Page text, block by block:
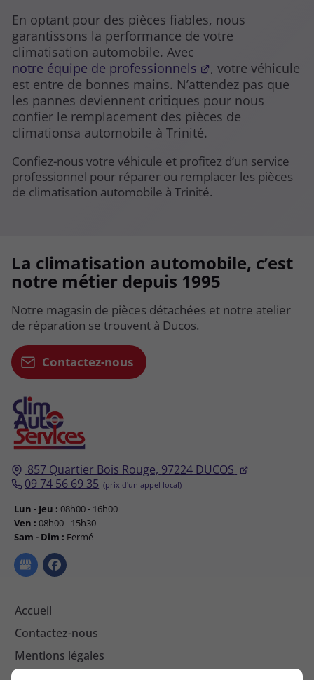
En optant pour des pièces fiables, nous
garantissons la performance de votre
climatisation automobile. Avec
notre équipe de professionnels
, votre véhicule
est entre de bonnes mains. N’attendez pas que
les pannes deviennent critiques pour nous
confier le remplacement des pièces de
climationsa automobile à Trinité.
Confiez-nous votre véhicule et profitez d’un service
professionnel pour réparer ou remplacer les pièces
de climatisation automobile à Trinité.
857 Quartier Bois Rouge, 97224 DUCOS
09 74 56 69 35
Lun - Jeu : 08h00 - 16h00
Ven : 08h00 - 15h30
Sam - Dim : Fermé
Accueil
Contactez-nous
Mentions légales
La climatisation automobile, c’est
notre métier depuis 1995
Notre magasin de pièces détachées et notre atelier
de réparation se trouvent à Ducos.
Contactez-nous